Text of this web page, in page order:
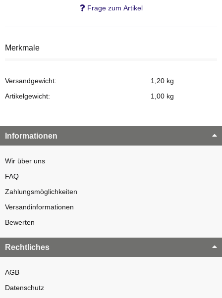
Frage zum Artikel
Merkmale
Versandgewicht:
1,20 kg
Artikelgewicht:
1,00 kg
Informationen
Wir über uns
FAQ
Zahlungsmöglichkeiten
Versandinformationen
Bewerten
Rechtliches
AGB
Datenschutz